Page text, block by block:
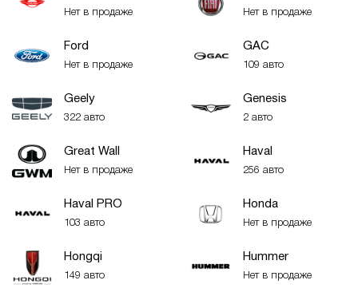
Нет в продаже Нет в продаже
Ford
Нет в продаже
GAC
109 авто
Geely
322 авто
Genesis
2 авто
Great Wall
Нет в продаже
Haval
256 авто
Haval PRO
103 авто
Honda
Нет в продаже
Hongqi
149 авто
Hummer
Нет в продаже